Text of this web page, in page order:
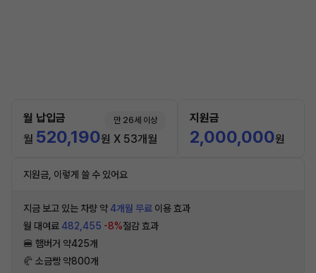
월 납입금 만 26세 이상
월 520,190원 X 53개월
지원금
2,000,000원
지원금, 이렇게 쓸 수 있어요
지금 보고 있는 차량 약4개월 무료 이용 효과
월 대여료482,455 -8%절감 효과
🍔 햄버거 약425개
🥐 소금빵 약800개